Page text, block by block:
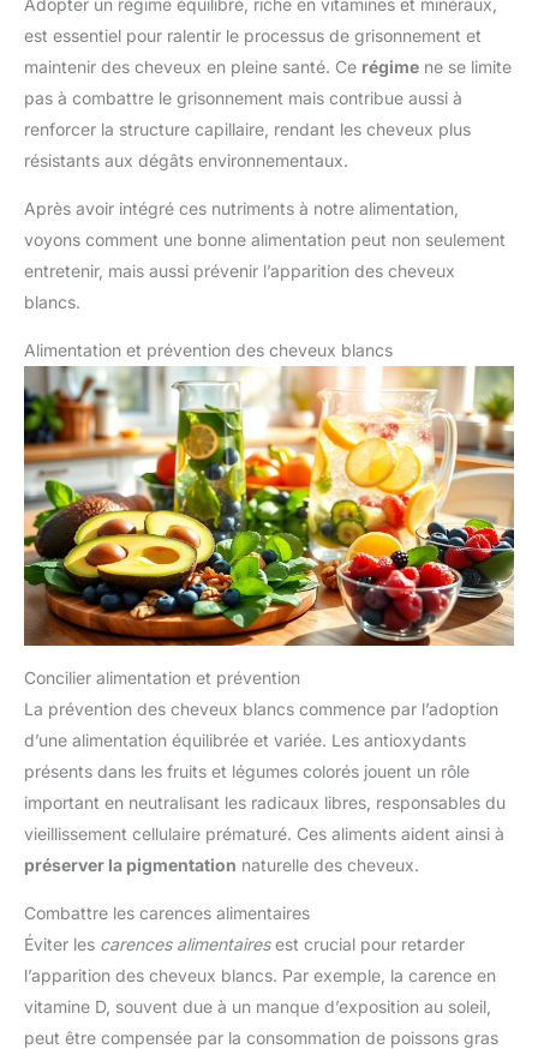
est essentiel pour ralentir le processus de grisonnement et
maintenir des cheveux en pleine santé. Ce régime ne se limite
pas à combattre le grisonnement mais contribue aussi à
renforcer la structure capillaire, rendant les cheveux plus
résistants aux dégâts environnementaux.
Après avoir intégré ces nutriments à notre alimentation,
voyons comment une bonne alimentation peut non seulement
entretenir, mais aussi prévenir l’apparition des cheveux
blancs.
Alimentation et prévention des cheveux blancs
Concilier alimentation et prévention
La prévention des cheveux blancs commence par l’adoption
d’une alimentation équilibrée et variée. Les antioxydants
présents dans les fruits et légumes colorés jouent un rôle
important en neutralisant les radicaux libres, responsables du
vieillissement cellulaire prématuré. Ces aliments aident ainsi à
préserver la pigmentation naturelle des cheveux.
Combattre les carences alimentaires
Éviter les carences alimentairesest crucial pour retarder
l’apparition des cheveux blancs. Par exemple, la carence en
vitamine D, souvent due à un manque d’exposition au soleil,
peut être compensée par la consommation de poissons gras